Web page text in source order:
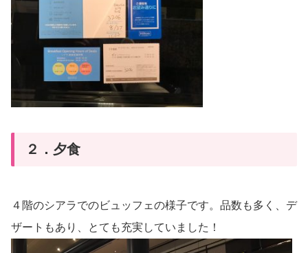
２．夕食
４階のシアラでのビュッフェの様子です。品数も多く、デ
ザートもあり、とても充実していました！